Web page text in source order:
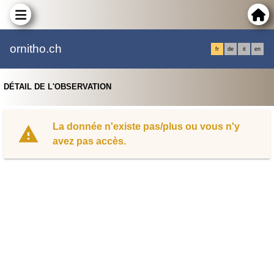
ornitho.ch fr de it en
DÉTAIL DE L'OBSERVATION
La donnée n'existe pas/plus ou vous n'y
avez pas accès.